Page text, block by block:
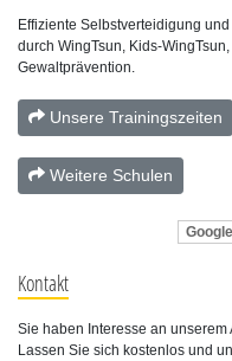
Effiziente Selbstverteidigung
durch WingTsun, Kids-
Gewaltprävention.
Unsere Trainingszeiten
Weitere Schulen
Kontakt
Sie haben Interesse an unserem
Lassen Sie sich kostenlos und